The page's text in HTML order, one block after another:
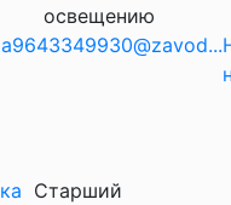
освещению
a9643349930@zavod...
Старший